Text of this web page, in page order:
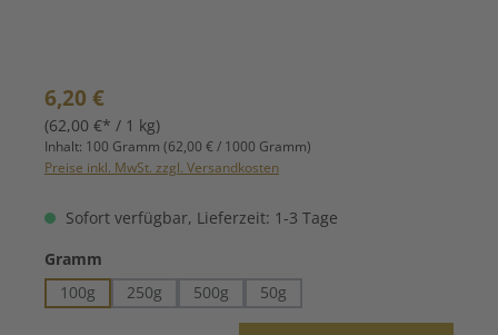
Regulärer Preis:
6,20 €
(62,00 €* / 1 kg)
Inhalt: 100 Gramm (62,00 € / 1000 Gramm)
Preise inkl. MwSt. zzgl. Versandkosten
Sofort verfügbar, Lieferzeit: 1-3 Tage
Gramm
100g
250g 500g 50g